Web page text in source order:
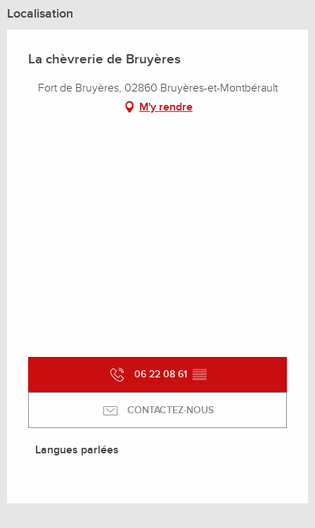
Localisation
La chèvrerie de Bruyères
Fort de Bruyères, 02860 Bruyères-et-Montbérault
M'y rendre
06 22 08 61 ▒▒
CONTACTEZ-NOUS
Langues parlées
Langues parlées